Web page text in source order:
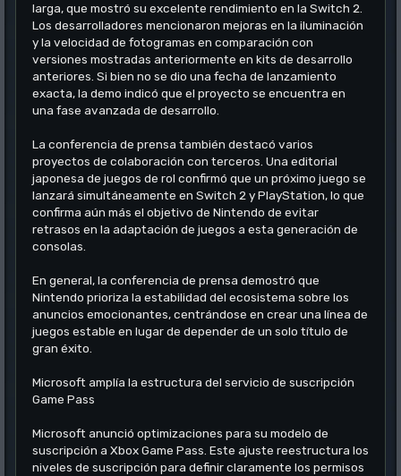
larga, que mostró su excelente rendimiento en la Switch 2.
Los desarrolladores mencionaron mejoras en la iluminación
y la velocidad de fotogramas en comparación con
versiones mostradas anteriormente en kits de desarrollo
anteriores. Si bien no se dio una fecha de lanzamiento
exacta, la demo indicó que el proyecto se encuentra en
una fase avanzada de desarrollo.
La conferencia de prensa también destacó varios
proyectos de colaboración con terceros. Una editorial
japonesa de juegos de rol confirmó que un próximo juego se
lanzará simultáneamente en Switch 2 y PlayStation, lo que
confirma aún más el objetivo de Nintendo de evitar
retrasos en la adaptación de juegos a esta generación de
consolas.
En general, la conferencia de prensa demostró que
Nintendo prioriza la estabilidad del ecosistema sobre los
anuncios emocionantes, centrándose en crear una línea de
juegos estable en lugar de depender de un solo título de
gran éxito.
Microsoft amplía la estructura del servicio de suscripción
Game Pass
Microsoft anunció optimizaciones para su modelo de
suscripción a Xbox Game Pass. Este ajuste reestructura los
niveles de suscripción para definir claramente los permisos